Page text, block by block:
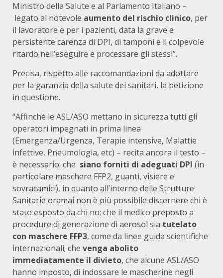
Ministro della Salute e al Parlamento Italiano –
legato al notevole aumento del rischio clinico, per
il lavoratore e per i pazienti, data la grave e
persistente carenza di DPI, di tamponi e il colpevole
ritardo nell’eseguire e processare gli stessi”.
Precisa, rispetto alle raccomandazioni da adottare
per la garanzia della salute dei sanitari, la petizione
in questione.
“Affinchè le ASL/ASO mettano in sicurezza tutti gli
operatori impegnati in prima linea
(Emergenza/Urgenza, Terapie intensive, Malattie
infettive, Pneumologia, etc) – recita ancora il testo –
è necessario: che siano forniti di adeguati DPI (in
particolare maschere FFP2, guanti, visiere e
sovracamici), in quanto all’interno delle Strutture
Sanitarie oramai non è più possibile discernere chi è
stato esposto da chi no; che il medico preposto a
procedure di generazione di aerosol sia tutelato
con maschere FFP3, come da linee guida scientifiche
internazionali; che venga abolito
immediatamente il divieto, che alcune ASL/ASO
hanno imposto, di indossare le mascherine negli